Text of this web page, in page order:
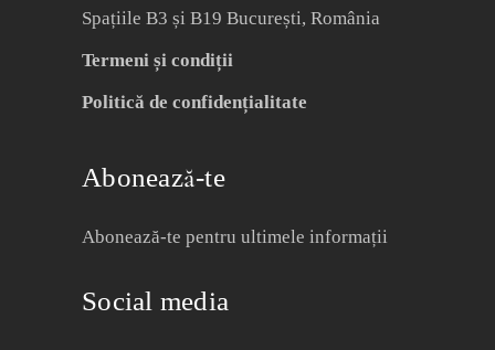
Spațiile B3 și B19 București, România
Termeni și condiții
Politică de confidențialitate
Abonează-te
Abonează-te pentru ultimele informații
Social media